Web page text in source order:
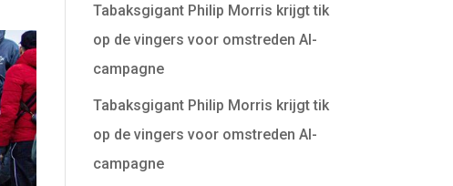
Tabaksgigant Philip Morris krijgt tik
op de vingers voor omstreden AI-
campagne
Tabaksgigant Philip Morris krijgt tik
op de vingers voor omstreden AI-
campagne